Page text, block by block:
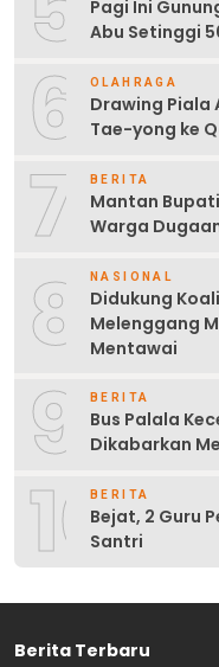
Pagi Ini
Abu Setinggi
6 OLAHRAGA
Drawing Piala
Tae-yong ke
7 BERITA
Mantan
Warga
8 NASIONAL
Didukung
Melenggang
Mentawai
9 BERITA
Bus Palala
Dikabarkan
10BERITA
Bejat, 2 Guru
Santri
Berita Terbaru